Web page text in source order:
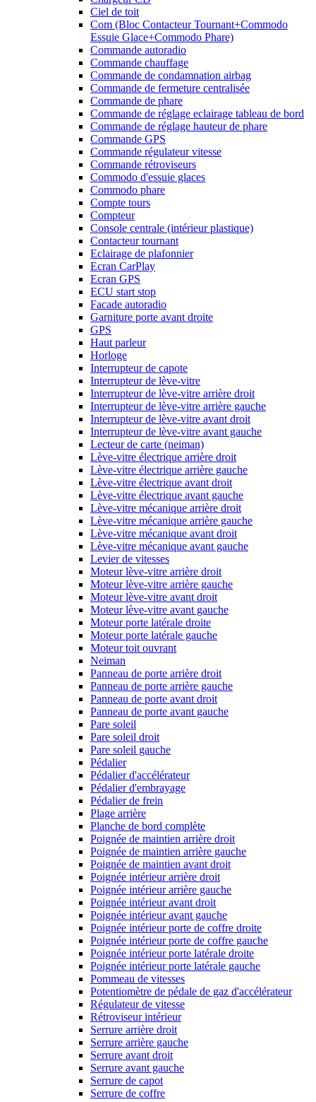
Ciel de toit
Com (Bloc Contacteur Tournant+Commodo
Essuie Glace+Commodo Phare)
Commande autoradio
Commande chauffage
Commande de condamnation airbag
Commande de fermeture centralisée
Commande de phare
Commande de réglage eclairage tableau de bord
Commande de réglage hauteur de phare
Commande GPS
Commande régulateur vitesse
Commande rétroviseurs
Commodo d'essuie glaces
Commodo phare
Compte tours
Compteur
Console centrale (intérieur plastique)
Contacteur tournant
Eclairage de plafonnier
Ecran CarPlay
Ecran GPS
ECU start stop
Facade autoradio
Garniture porte avant droite
GPS
Haut parleur
Horloge
Interrupteur de capote
Interrupteur de lève-vitre
Interrupteur de lève-vitre arrière droit
Interrupteur de lève-vitre arrière gauche
Interrupteur de lève-vitre avant droit
Interrupteur de lève-vitre avant gauche
Lecteur de carte (neiman)
Lève-vitre électrique arrière droit
Lève-vitre électrique arrière gauche
Lève-vitre électrique avant droit
Lève-vitre électrique avant gauche
Lève-vitre mécanique arrière droit
Lève-vitre mécanique arrière gauche
Lève-vitre mécanique avant droit
Lève-vitre mécanique avant gauche
Levier de vitesses
Moteur lève-vitre arrière droit
Moteur lève-vitre arrière gauche
Moteur lève-vitre avant droit
Moteur lève-vitre avant gauche
Moteur porte latérale droite
Moteur porte latérale gauche
Moteur toit ouvrant
Neiman
Panneau de porte arrière droit
Panneau de porte arrière gauche
Panneau de porte avant droit
Panneau de porte avant gauche
Pare soleil
Pare soleil droit
Pare soleil gauche
Pédalier
Pédalier d'accélérateur
Pédalier d'embrayage
Pédalier de frein
Plage arrière
Planche de bord complète
Poignée de maintien arrière droit
Poignée de maintien arrière gauche
Poignée de maintien avant droit
Poignée intérieur arrière droit
Poignée intérieur arrière gauche
Poignée intérieur avant droit
Poignée intérieur avant gauche
Poignée intérieur porte de coffre droite
Poignée intérieur porte de coffre gauche
Poignée intérieur porte latérale droite
Poignée intérieur porte latérale gauche
Pommeau de vitesses
Potentiomètre de pédale de gaz d'accélérateur
Régulateur de vitesse
Rétroviseur intérieur
Serrure arrière droit
Serrure arrière gauche
Serrure avant droit
Serrure avant gauche
Serrure de capot
Serrure de coffre